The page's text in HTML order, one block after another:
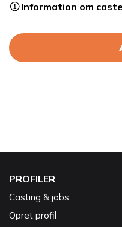
Information om
PROFILER
Casting & jobs
Opret profil